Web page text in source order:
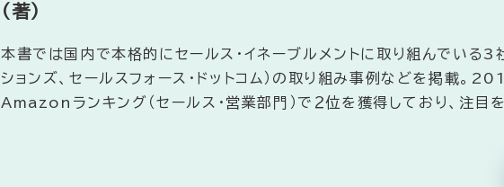
（著）
本書では国内で本格的にセールス・イネーブルメントに取り組んでいる
ションズ、セールスフォース・ドットコム）の取り組み事例などを掲載
Amazonランキング（セールス・営業部門）で２位を獲得しており、注目